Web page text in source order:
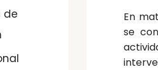
de
En
se